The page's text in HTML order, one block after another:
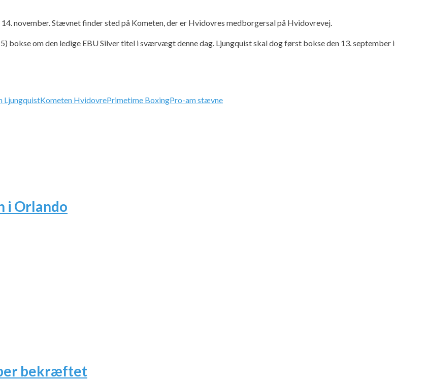
november. Stævnet finder sted på Kometen, der er Hvidovres medborgersal på Hvidovrevej.
bokse om den ledige EBU Silver titel i sværvægt denne dag. Ljungquist skal dog først bokse den 13. september i
LjungquistKometen HvidovrePrimetime BoxingPro-am stævne
i Orlando
bekræftet